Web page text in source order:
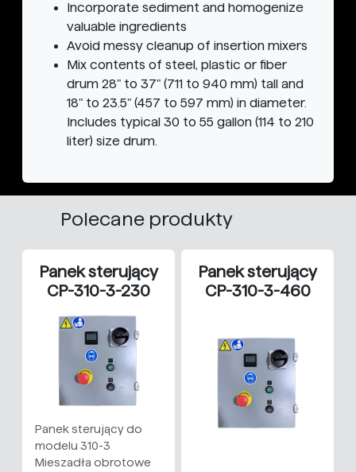
Incorporate sediment and homogenize
valuable ingredients
Avoid messy cleanup of insertion mixers
Mix contents of steel, plastic or fiber
drum 28" to 37" (711 to 940 mm) tall and
18" to 23.5" (457 to 597 mm) in diameter.
Includes typical 30 to 55 gallon (114 to 210
liter) size drum.
Polecane produkty
Panek sterujący
CP-310-3-230
Panek sterujący do
modelu 310-3
Mieszadła obrotowe
Panek sterujący
CP-310-3-460